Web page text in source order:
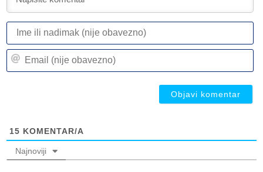
15 KOMENTAR/A
Najnoviji